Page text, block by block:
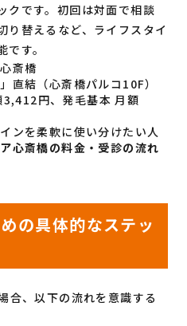
クです。初回は対面で相談
り替えるなど、ライフスタイ
す。
斎橋
直結（心斎橋パルコ10F）
3,412円、発毛基本 月額
ンを柔軟に使い分けたい人
心斎橋の料金・受診の流れ
の具体的なステッ
合、以下の流れを意識する